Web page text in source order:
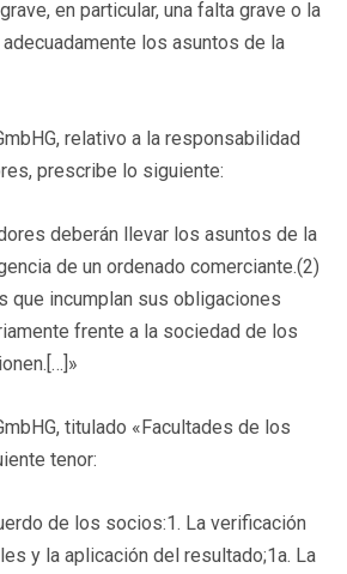
en particular, una falta grave o la
los asuntos de la
relativo a la responsabilidad
prescribe lo siguiente:
deberán llevar los asuntos de la
de un ordenado comerciante.(2)
que incumplan sus obligaciones
frente a la sociedad de los
titulado «Facultades de los
tenor:
de los socios:1. La verificación
y la aplicación del resultado;1a. La